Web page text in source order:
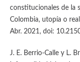
constitucionales de la
Colombia, utopía o
Abr. 2021, doi:
J. E. Berrio-Calle y L.